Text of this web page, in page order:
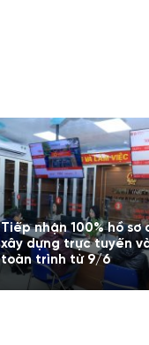
Tiếp nhận 100% hồ sơ
xây dựng trực tuyến
toàn trình từ 9/6